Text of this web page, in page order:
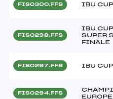
FIS0300.FFS IBU
FIS0298.FFS
IBU
SUPER
FINALE
FIS0297.FFS IBU
FIS0294.FFS